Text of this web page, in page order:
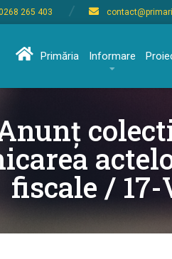
265 403
Primăria Informare
fiscale /